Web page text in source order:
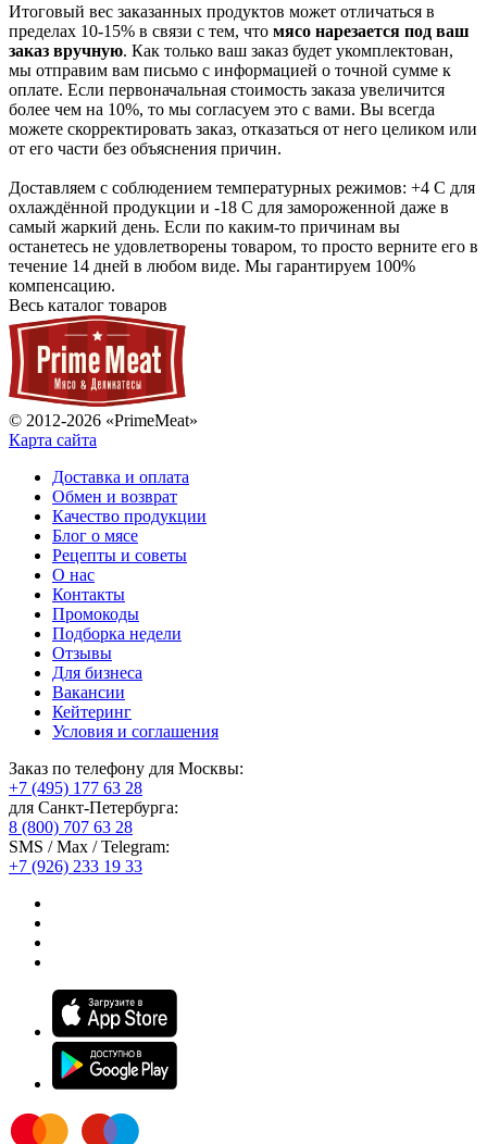
Итоговый вес заказанных продуктов может отличаться в
пределах 10-15% в связи с тем, что мясо нарезается под ваш
заказ вручную. Как только ваш заказ будет укомплектован,
мы отправим вам письмо с информацией о точной сумме к
оплате. Если первоначальная стоимость заказа увеличится
более чем на 10%, то мы согласуем это с вами. Вы всегда
можете скорректировать заказ, отказаться от него целиком или
от его части без объяснения причин.
Доставляем с соблюдением температурных режимов: +4 С для
охлаждённой продукции и -18 С для замороженной даже в
самый жаркий день. Если по каким-то причинам вы
останетесь не удовлетворены товаром, то просто верните его в
течение 14 дней в любом виде. Мы гарантируем 100%
компенсацию.
Весь каталог товаров
© 2012-2026 «PrimeMeat»
Карта сайта
Доставка и оплата
Обмен и возврат
Качество продукции
Блог о мясе
Рецепты и советы
О нас
Контакты
Промокоды
Подборка недели
Отзывы
Для бизнеса
Вакансии
Кейтеринг
Условия и соглашения
Заказ по телефону для Москвы:
+7 (495) 177 63 28
для Санкт-Петербурга:
8 (800) 707 63 28
SMS / Max / Telegram:
+7 (926) 233 19 33